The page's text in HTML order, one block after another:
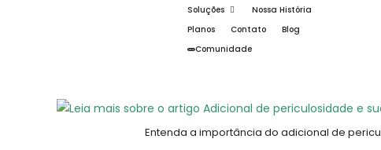
Soluções
Nossa História
Planos
Contato
Blog
Comunidade
Entenda a importância do adicional de